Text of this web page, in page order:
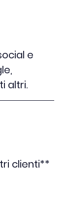
e
altri.
clienti**